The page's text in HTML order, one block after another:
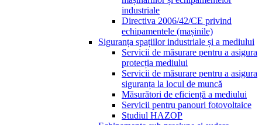
industriale
Directiva 2006/42/CE privind
echipamentele (mașinile)
Siguranța spațiilor industriale și a mediului
Servicii de măsurare pentru a asigura
protecția mediului
Servicii de măsurare pentru a asigura
siguranța la locul de muncă
Măsurători de eficiență a mediului
Servicii pentru panouri fotovoltaice
Studiul HAZOP